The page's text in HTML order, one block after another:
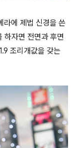
에 제법 신경을 쓴
하자면 전면과 후면
조리개값을 갖는